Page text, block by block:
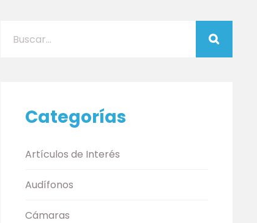
Categorías
Artículos de Interés
Audífonos
Cámaras